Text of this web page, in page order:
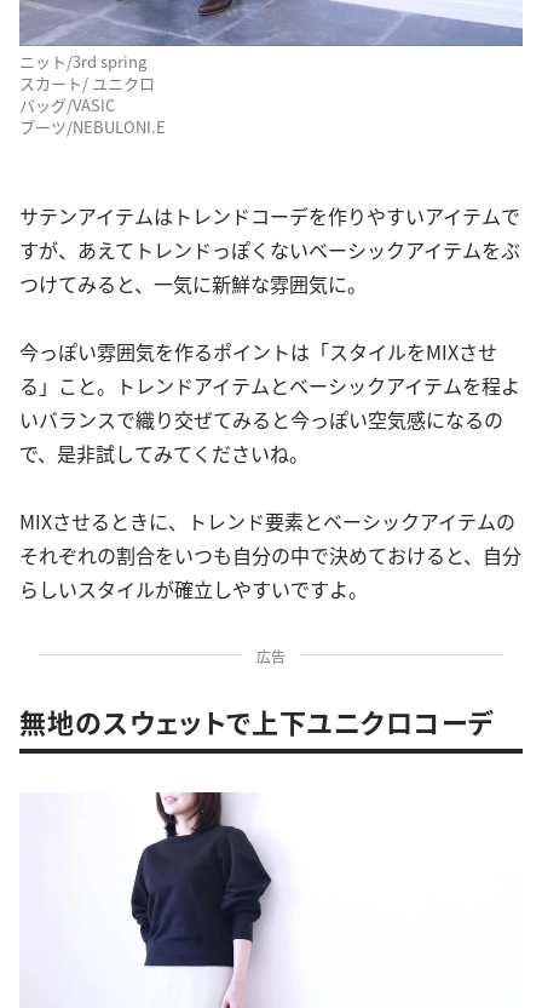
ニット/3rd spring
スカート/ ユニクロ
バッグ/VASIC
ブーツ/NEBULONI.E
サテンアイテムはトレンドコーデを作りやすいアイテムで
すが、あえてトレンドっぽくないベーシックアイテムをぶ
つけてみると、一気に新鮮な雰囲気に。
今っぽい雰囲気を作るポイントは「スタイルをMIXさせ
る」こと。トレンドアイテムとベーシックアイテムを程よ
いバランスで織り交ぜてみると今っぽい空気感になるの
で、是非試してみてくださいね。
MIXさせるときに、トレンド要素とベーシックアイテムの
それぞれの割合をいつも自分の中で決めておけると、自分
らしいスタイルが確立しやすいですよ。
広告
無地のスウェットで上下ユニクロコーデ